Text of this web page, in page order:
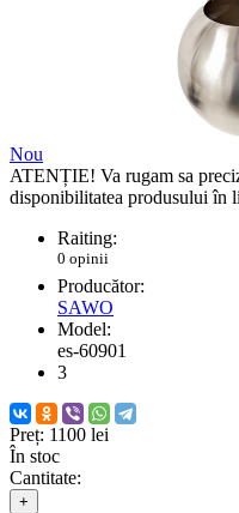
Nou
ATENȚIE! Va rugam sa
disponibilitatea produsului în
Raiting:
0 opinii
Producător:
SAWO
Model:
es-60901
3
Preț: 1100 lei
În stoc
Cantitate:
+